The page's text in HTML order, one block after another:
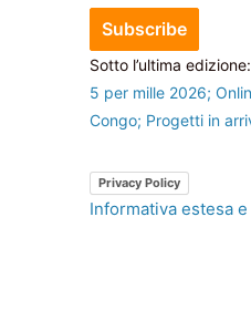
Sotto l’ultima edizione:
5 per mille 2026;
Congo; Progetti in
Privacy Policy
Informativa estesa